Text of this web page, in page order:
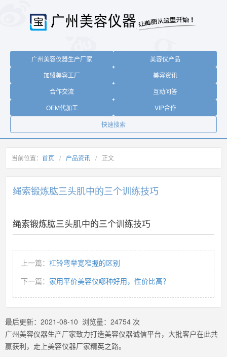
广州美容仪器生产厂家
美容仪产品
加盟美容工厂
美容资讯
合作交流
互动问答
OEM代加工
VIP合作
快速搜索
当前位置： 首页 / 产品资讯 / 正文
绳索锻炼肱三头肌中的三个训练技巧
绳索锻炼肱三头肌中的三个训练技巧
上一篇： 杠铃弯举宽窄握的区别
下一篇： 家用平价美容仪哪种好用，性价比高？
最后更新： 2021-08-10 浏览量： 24754 次
广州美容仪器生产厂家致力打造美容仪器诚信平台，大批客户在此共
赢获利，走上美容仪器厂家精英之路。